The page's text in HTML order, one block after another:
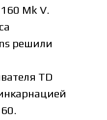
Mk V.
решили
TD